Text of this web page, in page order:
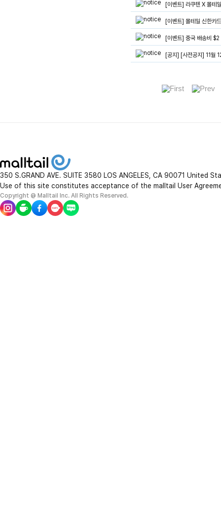
[이벤트] 라쿠텐 X 몰테
[이벤트] 몰테일 신한카
[이벤트] 중국 배송비
[공지] [사전공지] 11월
350 S.GRAND AVE. SUITE 3580 LOS ANGELES, CA 90071 United
Use of this site constitutes acceptance of the malltail User
Copyright @ Malltail Inc. All Rights Reserved.